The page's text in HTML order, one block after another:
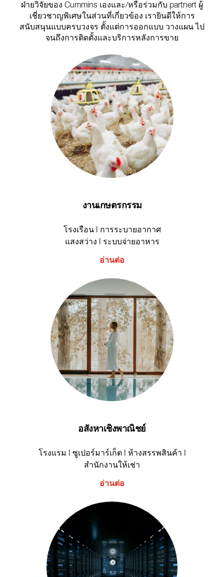
ฝ่ายวิจัยของ Cummins เองและ/หรือร่วมกับ partnert ผู้
เชี่ยวชาญพิเศษในส่วนที่เกี่ยวข้อง เรายินดีให้การ
สนับสนุนแบบครบวงจร ตั้งแต่การออกแบบ วางแผน ไป
จนถึงการติดตั้งและบริการหลังการขาย
งานเกษตรกรรม
โรงเรือน I การระบายอากาศ
แสงสว่าง I ระบบจ่ายอาหาร
อ่านต่อ
อสังหาเชิงพาณิชย์
โรงแรม I ซูเปอร์มาร์เก็ต I ห้างสรรพสินค้า I
สำนักงานให้เช่า
อ่านต่อ